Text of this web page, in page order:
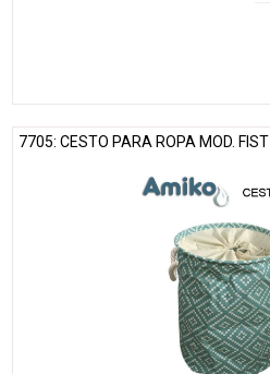
7705: CESTO PARA ROPA MOD. FIST